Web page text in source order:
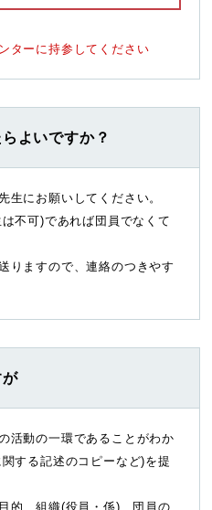
ターに持参してください
よいですか？
生にお願いしてください。
不可)であれば団員でなくて
りますので、連絡のつきやす
が
活動の一環であることがわか
する記述のコピーなど)を提
的、組織(役員・係)、団員の